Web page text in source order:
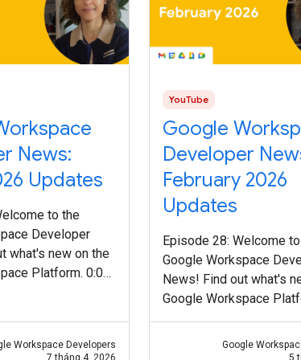
News:
Updates
to the
Developer
what's new on the
Platform. 0:00
Service
Workspace Developers
7 tháng 4, 2026
YouTube
Google
Developer
February 2026
Updates
Episode 28: Welcome
Google Workspace
News! Find out what's
Google Workspace
Intro 0:12 Gmail
API v2 is generally
https://goo.gle/
Google
5